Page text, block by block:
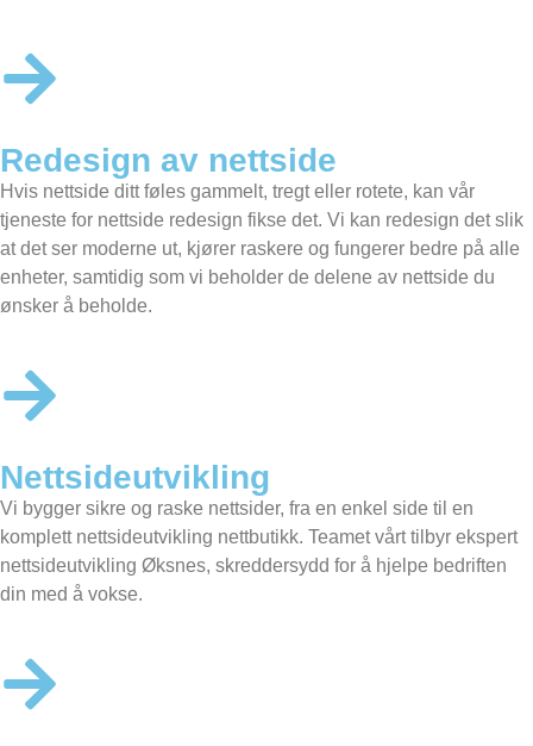
Redesign av nettside
Hvis nettside ditt føles gammelt, tregt eller rotete, kan vår
tjeneste for nettside redesign fikse det. Vi kan redesign det slik
at det ser moderne ut, kjører raskere og fungerer bedre på alle
enheter, samtidig som vi beholder de delene av nettside du
ønsker å beholde.
Nettsideutvikling
Vi bygger sikre og raske nettsider, fra en enkel side til en
komplett nettsideutvikling nettbutikk. Teamet vårt tilbyr ekspert
nettsideutvikling Øksnes, skreddersydd for å hjelpe bedriften
din med å vokse.